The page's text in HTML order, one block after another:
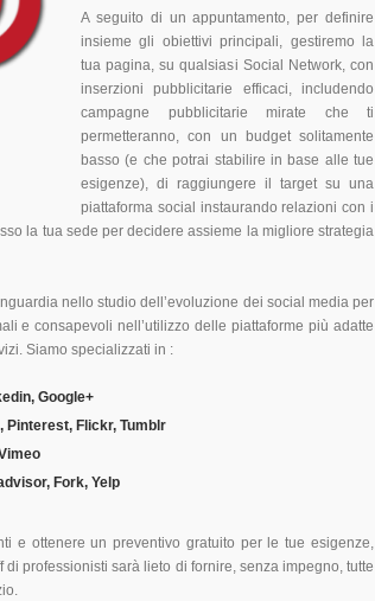
A seguito di un appuntamento, per definire
insieme gli obiettivi principali, gestiremo la
tua pagina, su qualsiasi Social Network, con
inserzioni pubblicitarie efficaci, includendo
campagne pubblicitarie mirate che ti
permetteranno, con un budget solitamente
basso (e che potrai stabilire in base alle tue
esigenze), di raggiungere il target su una
piattaforma social instaurando relazioni con i
la tua sede per decidere assieme la migliore strategia
nello studio dell’evoluzione dei social media per
e consapevoli nell’utilizzo delle piattaforme più adatte
Siamo specializzati in :
Google+
Pinterest, Flickr, Tumblr
Fork, Yelp
e ottenere un preventivo gratuito per le tue esigenze,
di professionisti sarà lieto di fornire, senza impegno, tutte